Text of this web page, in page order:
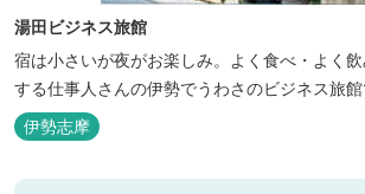
湯田ビジネス旅館
宿は小さいが夜がお楽しみ。よく食べ・よく
する仕事人さんの伊勢でうわさのビジネス旅館
伊勢志摩